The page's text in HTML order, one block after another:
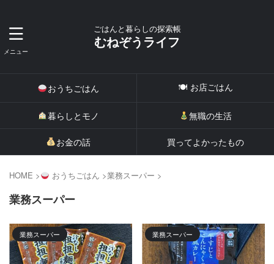
ごはんと暮らしの探索帳
むねぞうライフ
おうちごはん 🍽 お店ごはん
暮らしとモノ 無職の生活
お金の話 買ってよかったもの
HOME > おうちごはん >業務スーパー >
業務スーパー
業務スーパー 業務スーパー